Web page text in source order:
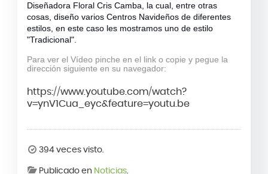
Diseñadora Floral Cris Camba, la cual, entre otras
cosas, diseño varios Centros Navideños de diferentes
estilos, en este caso les mostramos uno de estilo
"Tradicional".
Para ver el Vídeo pinche en el link o copie y pegue la
dirección siguiente en su navegador:
https://www.youtube.com/watch?
v=ynV1Cua_eyc&feature=youtu.be
394 veces visto.
Publicado en Noticias.